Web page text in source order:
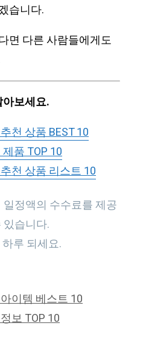
습니다.
면 다른 사람들에게도
보세요.
천 상품 BEST 10
품 TOP 10
천 상품 리스트 10
정액의 수수료를 제공
있습니다.
루 되세요.
이템 베스트 10
보 TOP 10